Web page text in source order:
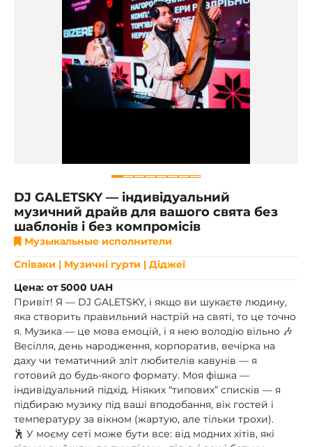
Item
1
of
8
DJ GALETSKY — індивідуальний
музичний драйв для вашого свята без
шаблонів і без компромісів
Музыкальные исполнители
Співаки | Музичні гурти | Діджеї
Цена: от 5000 UAH
Привіт! Я — DJ GALETSKY, і якщо ви шукаєте людину,
яка створить правильний настрій на святі, то це точно
я. Музика — це мова емоцій, і я нею володію вільно 🎶
Весілля, день народження, корпоратив, вечірка на
даху чи тематичний зліт любителів кавунів — я
готовий до будь-якого формату. Моя фішка —
індивідуальний підхід. Ніяких “типових” списків — я
підбираю музику під ваші вподобання, вік гостей і
температуру за вікном (жартую, але тільки трохи).
🕺 У моєму сеті може бути все: від модних хітів, які